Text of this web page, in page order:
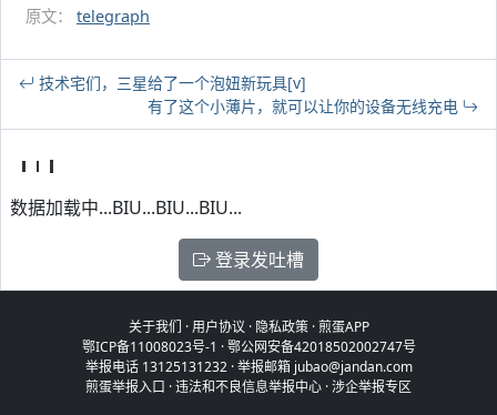
原文： telegraph
技术宅们，三星给了一个泡妞新玩具[v]
有了这个小薄片，就可以让你的设备无线充电
数据加载中...BIU...BIU...BIU...
登录发吐槽
关于我们 ·用户协议 · 隐私政策·煎蛋APP
鄂ICP备11008023号-1 ·鄂公网安备42018502002747号
举报电话 13125131232 · 举报邮箱 jubao@jandan.com
煎蛋举报入口 ·违法和不良信息举报中心 ·涉企举报专区